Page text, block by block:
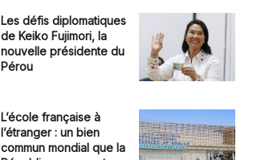
Les défis diplomatiques
de Keiko Fujimori, la
nouvelle présidente du
Pérou
L’école française à
l’étranger : un bien
commun mondial que la